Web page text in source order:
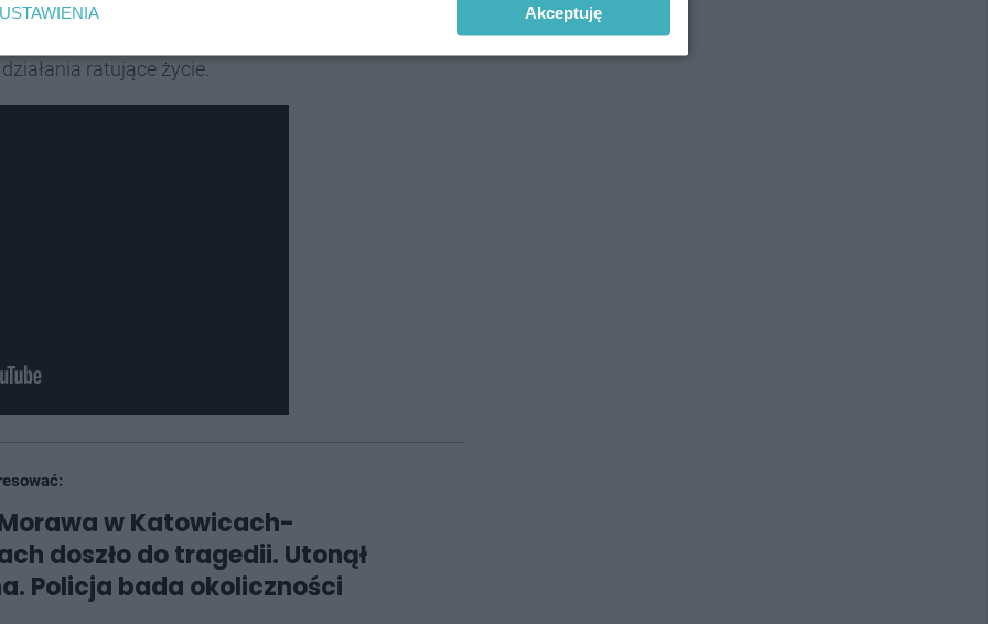
poszkodowanego. To oni jako pierwsi
ratujące życie.
w Katowicach-
doszło do tragedii. Utonął
Policja bada okoliczności
USTAWIENIA Akceptuję